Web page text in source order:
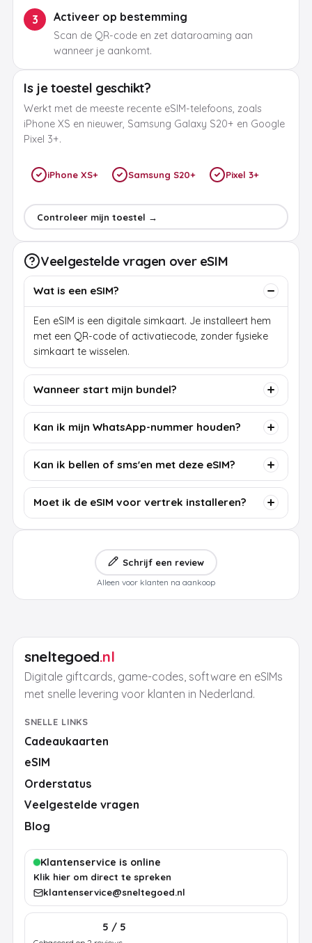
3 Activeer op bestemming
Scan de QR-code en zet dataroaming aan
wanneer je aankomt.
Is je toestel geschikt?
Werkt met de meeste recente eSIM-telefoons, zoals
iPhone XS en nieuwer, Samsung Galaxy S20+ en Google
Pixel 3+.
iPhone XS+ Samsung S20+ Pixel 3+
Controleer mijn toestel →
Veelgestelde vragen over eSIM
Wat is een eSIM?
Een eSIM is een digitale simkaart. Je installeert hem
met een QR-code of activatiecode, zonder fysieke
simkaart te wisselen.
Wanneer start mijn bundel?
Kan ik mijn WhatsApp-nummer houden?
Kan ik bellen of sms'en met deze eSIM?
Moet ik de eSIM voor vertrek installeren?
Schrijf een review
Alleen voor klanten na aankoop
sneltegoed.nl
Digitale giftcards, game-codes, software en eSIMs
met snelle levering voor klanten in Nederland.
SNELLE LINKS
Cadeaukaarten
eSIM
Orderstatus
Veelgestelde vragen
Blog
Klantenservice is online
Klik hier om direct te spreken
klantenservice@sneltegoed.nl
5 / 5